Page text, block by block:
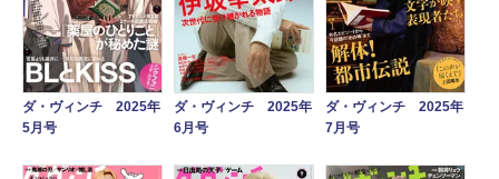
ダ・ヴィンチ 2025年
5月号
ダ・ヴィンチ 2025年
6月号
ダ・ヴィンチ 2025年
7月号